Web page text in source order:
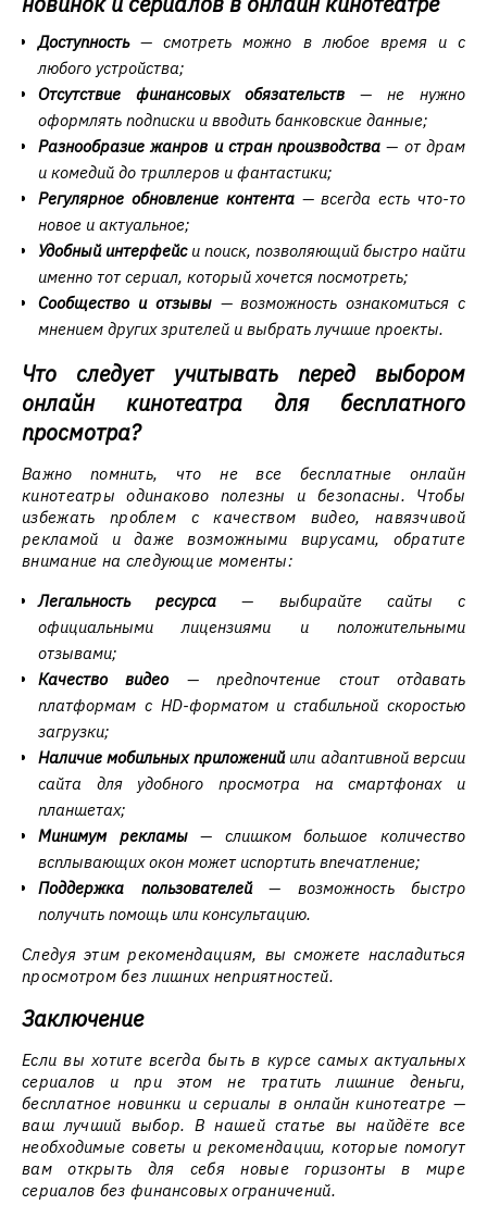
Доступность— смотреть можно в любое время и с
любого устройства;
Отсутствие финансовых обязательств — не нужно
оформлять подписки и вводить банковские данные;
Разнообразие жанров и стран производства — от драм
и комедий до триллеров и фантастики;
Регулярное обновление контента— всегда есть что-то
новое и актуальное;
Удобный интерфейси поиск, позволяющий быстро найти
именно тот сериал, который хочется посмотреть;
Сообщество и отзывы— возможность ознакомиться с
мнением других зрителей и выбрать лучшие проекты.
Что следует учитывать перед выбором
онлайн кинотеатра для бесплатного
просмотра?
Важно помнить, что не все бесплатные онлайн
кинотеатры одинаково полезны и безопасны. Чтобы
избежать проблем с качеством видео, навязчивой
рекламой и даже возможными вирусами, обратите
внимание на следующие моменты:
Легальность ресурса — выбирайте сайты с
официальными лицензиями и положительными
отзывами;
Качество видео— предпочтение стоит отдавать
платформам с HD-форматом и стабильной скоростью
загрузки;
Наличие мобильных приложенийили адаптивной версии
сайта для удобного просмотра на смартфонах и
планшетах;
Минимум рекламы— слишком большое количество
всплывающих окон может испортить впечатление;
Поддержка пользователей— возможность быстро
получить помощь или консультацию.
Следуя этим рекомендациям, вы сможете насладиться
просмотром без лишних неприятностей.
Заключение
Если вы хотите всегда быть в курсе самых актуальных
сериалов и при этом не тратить лишние деньги,
бесплатное новинки и сериалы в онлайн кинотеатре —
ваш лучший выбор. В нашей статье вы найдёте все
необходимые советы и рекомендации, которые помогут
вам открыть для себя новые горизонты в мире
сериалов без финансовых ограничений.